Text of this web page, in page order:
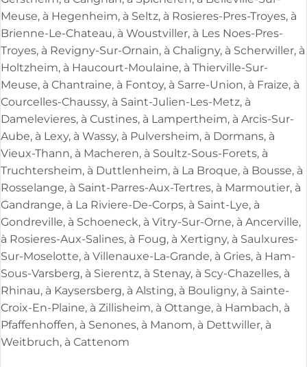
Meuse, à Hegenheim, à Seltz, à Rosieres-Pres-Troyes, à
Brienne-Le-Chateau, à Woustviller, à Les Noes-Pres-
Troyes, à Revigny-Sur-Ornain, à Chaligny, à Scherwiller, à
Holtzheim, à Haucourt-Moulaine, à Thierville-Sur-
Meuse, à Chantraine, à Fontoy, à Sarre-Union, à Fraize, à
Courcelles-Chaussy, à Saint-Julien-Les-Metz, à
Damelevieres, à Custines, à Lampertheim, à Arcis-Sur-
Aube, à Lexy, à Wassy, à Pulversheim, à Dormans, à
Vieux-Thann, à Macheren, à Soultz-Sous-Forets, à
Truchtersheim, à Duttlenheim, à La Broque, à Bousse, à
Rosselange, à Saint-Parres-Aux-Tertres, à Marmoutier, à
Gandrange, à La Riviere-De-Corps, à Saint-Lye, à
Gondreville, à Schoeneck, à Vitry-Sur-Orne, à Ancerville,
à Rosieres-Aux-Salines, à Foug, à Xertigny, à Saulxures-
Sur-Moselotte, à Villenauxe-La-Grande, à Gries, à Ham-
Sous-Varsberg, à Sierentz, à Stenay, à Scy-Chazelles, à
Rhinau, à Kaysersberg, à Alsting, à Bouligny, à Sainte-
Croix-En-Plaine, à Zillisheim, à Ottange, à Hambach, à
Pfaffenhoffen, à Senones, à Manom, à Dettwiller, à
Weitbruch, à Cattenom